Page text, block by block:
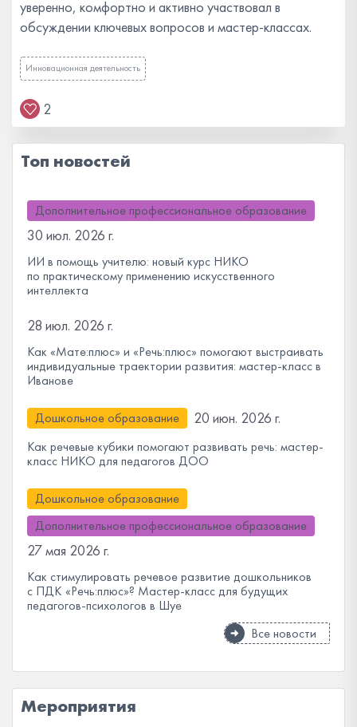
уверенно, комфортно и активно участвовал в
обсуждении ключевых вопросов и мастер-классах.
Инновационная деятельность
2
Топ новостей
Дополнительное профессиональное образование
30 июл. 2026 г.
ИИ в помощь учителю: новый курс НИКО
по практическому применению искусственного
интеллекта
28 июл. 2026 г.
Как «Мате:плюс» и «Речь:плюс» помогают выстраивать
индивидуальные траектории развития: мастер-класс в
Иванове
Дошкольное образование 20 июн. 2026 г.
Как речевые кубики помогают развивать речь: мастер-
класс НИКО для педагогов ДОО
Дошкольное образование
Дополнительное профессиональное образование
27 мая 2026 г.
Как стимулировать речевое развитие дошкольников
с ПДК «Речь:плюс»? Мастер-класс для будущих
педагогов-психологов в Шуе
Все новости
Мероприятия